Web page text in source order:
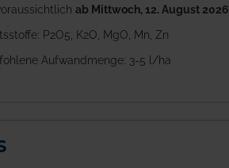
ab Mittwoch, 12. August 2026
P2O5, K2O, MgO, Mn, Zn
Aufwandmenge: 3-5 l/ha